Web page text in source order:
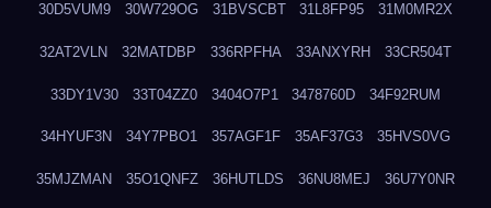
30D5VUM9 30W729OG 31BVSCBT 31L8FP95 31M0MR2X
32AT2VLN 32MATDBP 336RPFHA 33ANXYRH 33CR504T
33DY1V30 33T04ZZ0 3404O7P1 3478760D 34F92RUM
34HYUF3N 34Y7PBO1 357AGF1F 35AF37G3 35HVS0VG
35MJZMAN 35O1QNFZ 36HUTLDS 36NU8MEJ 36U7Y0NR